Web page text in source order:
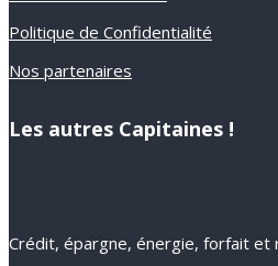
Politique de Confidentialité
Nos partenaires
Les autres Capitaines !
Crédit, épargne, énergie, forfait et